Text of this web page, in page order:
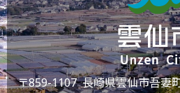
〒859-1107 長崎県雲仙市吾妻